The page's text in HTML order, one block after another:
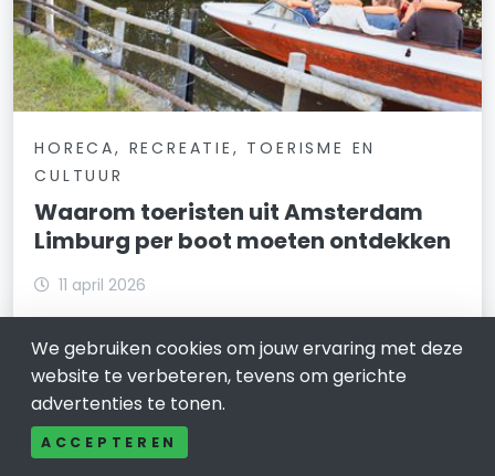
HORECA, RECREATIE, TOERISME EN
CULTUUR
Waarom toeristen uit Amsterdam
Limburg per boot moeten ontdekken
11 april 2026
toegangspoort tot Nederland-een stad die
bekendstaat om haar grachten, historische
architectuur, musea en levendige sfeer. Het biedt
cultuur, nachtleven en iconische
bezienswaardigheden, maar laat sl
We gebruiken cookies om jouw ervaring met deze
website te verbeteren, tevens om gerichte
advertenties te tonen.
ACCEPTEREN